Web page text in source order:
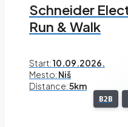
Schneider
Run & Walk
Start:10.09.2026.
Mesto: Niš
Distance:5km
B2B